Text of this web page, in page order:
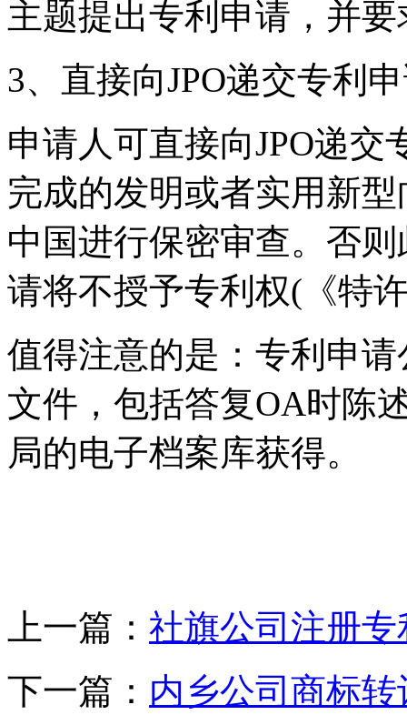
主题提出专利申请，并
3、直接向JPO递交专利
申请人可直接向JPO递
完成的发明或者实用新
中国进行保密审查。否
请将不授予专利权(《特
值得注意的是：专利申
文件，包括答复OA时陈
局的电子档案库获得。
上一篇： 社旗公司注册
下一篇： 内乡公司商标